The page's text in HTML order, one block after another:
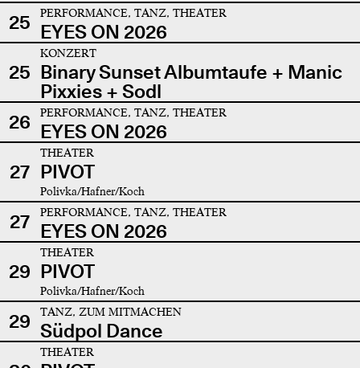
25 PERFORMANCE, TANZ, THEATER
EYES ON 2026
25
KONZERT
Binary Sunset Albumtaufe + Manic
Pixxies + Sodl
26
PERFORMANCE, TANZ, THEATER
EYES ON 2026
27
THEATER
PIVOT
Polivka/Hafner/Koch
27 PERFORMANCE, TANZ, THEATER
EYES ON 2026
29
THEATER
PIVOT
Polivka/Hafner/Koch
29 TANZ, ZUM MITMACHEN
Südpol Dance
THEATER